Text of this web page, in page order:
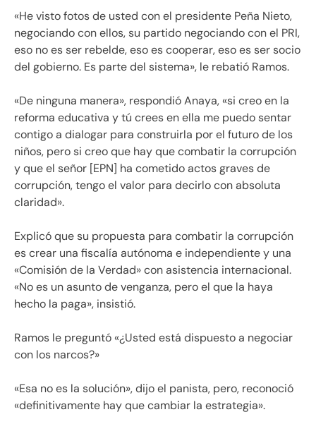
«He visto fotos de usted con el presidente Peña Nieto,
negociando con ellos, su partido negociando con el PRI,
eso no es ser rebelde, eso es cooperar, eso es ser socio
del gobierno. Es parte del sistema», le rebatió Ramos.
«De ninguna manera», respondió Anaya, «si creo en la
reforma educativa y tú crees en ella me puedo sentar
contigo a dialogar para construirla por el futuro de los
niños, pero si creo que hay que combatir la corrupción
y que el señor [EPN] ha cometido actos graves de
corrupción, tengo el valor para decirlo con absoluta
claridad».
Explicó que su propuesta para combatir la corrupción
es crear una fiscalía autónoma e independiente y una
«Comisión de la Verdad» con asistencia internacional.
«No es un asunto de venganza, pero el que la haya
hecho la paga», insistió.
Ramos le preguntó «¿Usted está dispuesto a negociar
con los narcos?»
«Esa no es la solución», dijo el panista, pero, reconoció
«definitivamente hay que cambiar la estrategia».